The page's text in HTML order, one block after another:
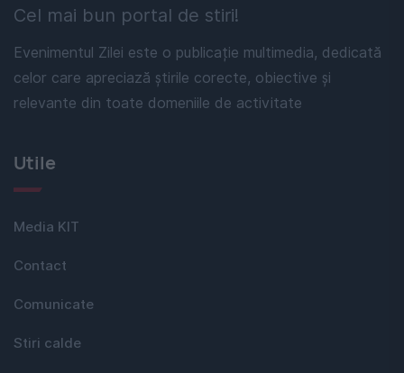
Cel mai bun portal de stiri!
Evenimentul Zilei este o publicație multimedia, dedicată
celor care apreciază știrile corecte, obiective și
relevante din toate domeniile de activitate
Utile
Media KIT
Contact
Comunicate
Stiri calde